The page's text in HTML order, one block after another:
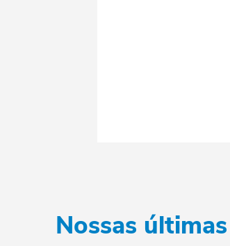
Nossas